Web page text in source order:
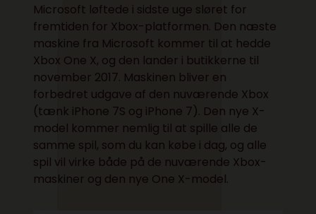
Microsoft løftede i sidste uge sløret for
fremtiden for Xbox-platformen. Den næste
maskine fra Microsoft kommer til at hedde
Xbox One X, og den lander i butikkerne til
november 2017. Maskinen bliver en
forbedret udgave af den nuværende Xbox
(tænk iPhone 7S og iPhone 7). Den nye X-
model kommer nemlig til at spille alle de
samme spil, som du kan købe i dag, og alle
spil vil virke både på de nuværende Xbox-
maskiner og den nye One X-model.